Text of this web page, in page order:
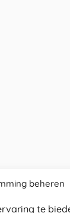
beheren
te